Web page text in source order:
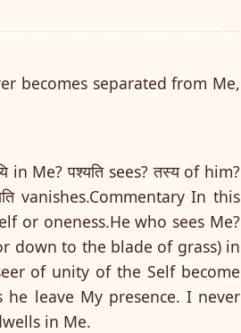
becomes separated from Me,
in Me? पश्यति sees? तस्य of him?
vanishes.Commentary In this
or oneness.He who sees Me?
down to the blade of grass) in
of unity of the Self become
leave My presence. I never
in Me.